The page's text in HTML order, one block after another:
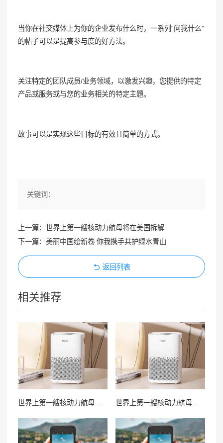
当你在社交媒体上为你的企业发布什么时，一系列“问我什么”
的帖子可以是提高参与度的好方法。
关注特定的团队成员/业务领域，以激发兴趣，您提供的特定
产品或服务或与您的业务相关的特定主题。
故事可以是实现这些目标的有效且简单的方式。
关键词：
上一篇：世界上第一艘核动力航母将在美国拆解
下一篇：美丽中国绘新卷 你我携手共护绿水青山
返回列表
相关推荐
世界上第一艘核动力航母将在美国拆解